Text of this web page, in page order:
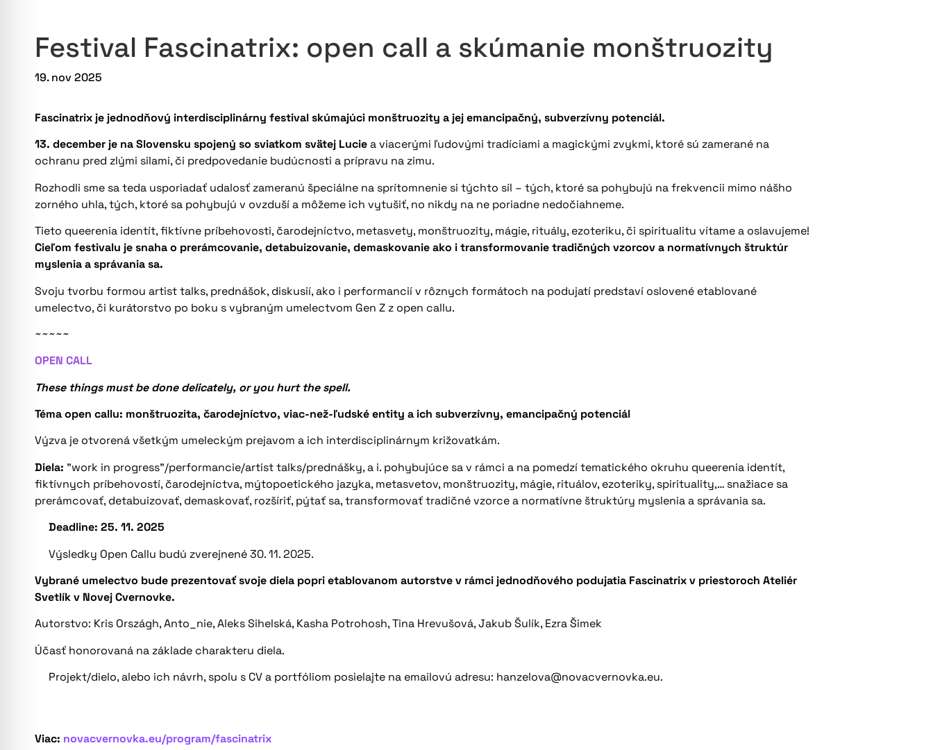
Festival Fascinatrix: open call a skúmanie monštruozity
19. nov 2025
Fascinatrix je jednodňový interdisciplinárny festival skúmajúci monštruozity a jej emancipačný, subverzívny potenciál.
13. december je na Slovensku spojený so sviatkom svätej Luciea viacerými ľudovými tradíciami a magickými zvykmi, ktoré sú zamerané na
ochranu pred zlými silami, či predpovedanie budúcnosti a prípravu na zimu.
Rozhodli sme sa teda usporiadať udalosť zameranú špeciálne na sprítomnenie si týchto síl – tých, ktoré sa pohybujú na frekvencii mimo nášho
zorného uhla, tých, ktoré sa pohybujú v ovzduší a môžeme ich vytušiť, no nikdy na ne poriadne nedočiahneme.
Tieto queerenia identít, fiktívne príbehovosti, čarodejníctvo, metasvety, monštruozity, mágie, rituály, ezoteriku, či spiritualitu vítame a oslavujeme!
Cieľom festivalu je snaha o prerámcovanie, detabuizovanie, demaskovanie ako i transformovanie tradičných vzorcov a normatívnych štruktúr
myslenia a správania sa.
Svoju tvorbu formou artist talks, prednášok, diskusií, ako i performancií v rôznych formátoch na podujatí predstaví oslovené etablované
umelectvo, či kurátorstvo po boku s vybraným umelectvom Gen Z z open callu.
~~~~~
OPEN CALL
These things must be done delicately, or you hurt the spell.
Téma open callu: monštruozita, čarodejníctvo, viac-než-ľudské entity a ich subverzívny, emancipačný potenciál
Výzva je otvorená všetkým umeleckým prejavom a ich interdisciplinárnym križovatkám.
Diela: ”work in progress”/performancie/artist talks/prednášky, a i. pohybujúce sa v rámci a na pomedzí tematického okruhu queerenia identít,
fiktívnych príbehovostí, čarodejníctva, mýtopoetického jazyka, metasvetov, monštruozity, mágie, rituálov, ezoteriky, spirituality,… snažiace sa
prerámcovať, detabuizovať, demaskovať, rozšíriť, pýtať sa, transformovať tradičné vzorce a normatívne štruktúry myslenia a správania sa.
Deadline: 25. 11. 2025
Výsledky Open Callu budú zverejnené 30. 11. 2025.
Vybrané umelectvo bude prezentovať svoje diela popri etablovanom autorstve v rámci jednodňového podujatia Fascinatrix v priestoroch Ateliér
Svetlík v Novej Cvernovke.
Autorstvo: Kris Országh, Anto_nie, Aleks Sihelská, Kasha Potrohosh, Tina Hrevušová, Jakub Šulík, Ezra Šimek
Účasť honorovaná na základe charakteru diela.
Projekt/dielo, alebo ich návrh, spolu s CV a portfóliom posielajte na emailovú adresu: hanzelova@novacvernovka.eu.
Viac: novacvernovka.eu/program/fascinatrix